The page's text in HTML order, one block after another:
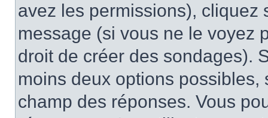
avez les permissions), cliquez
message (si vous ne le voyez
droit de créer des sondages).
moins deux options
champ des réponses. Vous